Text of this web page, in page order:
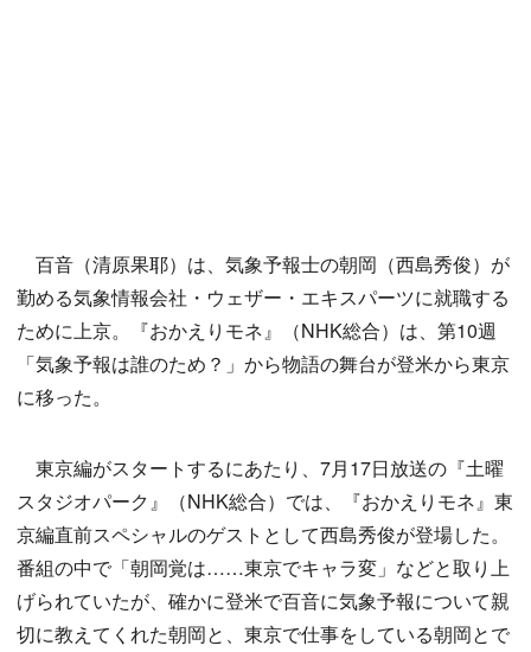
百音（清原果耶）は、気象予報士の朝岡（西島秀俊）が
勤める気象情報会社・ウェザー・エキスパーツに就職する
ために上京。『おかえりモネ』（NHK総合）は、第10週
「気象予報は誰のため？」から物語の舞台が登米から東京
に移った。
東京編がスタートするにあたり、7月17日放送の『土曜
スタジオパーク』（NHK総合）では、『おかえりモネ』東
京編直前スペシャルのゲストとして西島秀俊が登場した。
番組の中で「朝岡覚は……東京でキャラ変」などと取り上
げられていたが、確かに登米で百音に気象予報について親
切に教えてくれた朝岡と、東京で仕事をしている朝岡とで